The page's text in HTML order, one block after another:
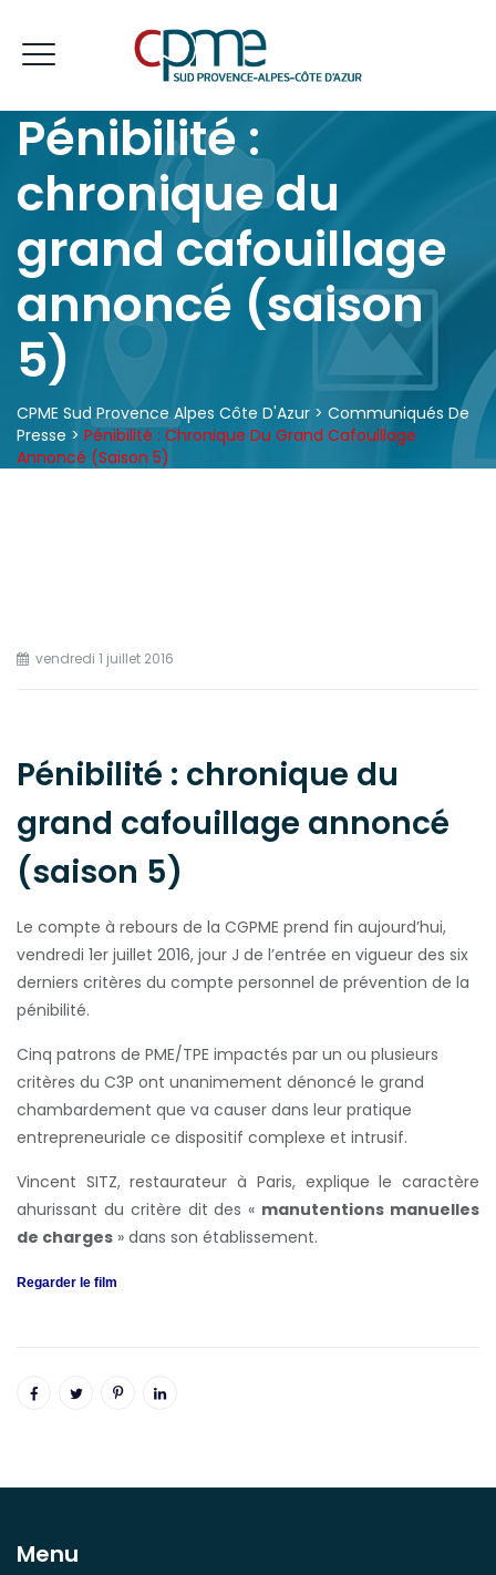
Pénibilité :
chronique du
grand cafouillage
annoncé (saison
5)
CPME Sud Provence Alpes Côte D'Azur > Communiqués De
Presse > Pénibilité : Chronique Du Grand Cafouillage
Annoncé (saison 5)
vendredi 1 juillet 2016
Pénibilité : chronique du
grand cafouillage annoncé
(saison 5)
Le compte à rebours de la CGPME prend fin aujourd’hui,
vendredi 1er juillet 2016, jour J de l’entrée en vigueur des six
derniers critères du compte personnel de prévention de la
pénibilité.
Cinq patrons de PME/TPE impactés par un ou plusieurs
critères du C3P ont unanimement dénoncé le grand
chambardement que va causer dans leur pratique
entrepreneuriale ce dispositif complexe et intrusif.
Vincent SITZ, restaurateur à Paris, explique le caractère
ahurissant du critère dit des « manutentions manuelles
de charges » dans son établissement.
Regarder le film
Menu